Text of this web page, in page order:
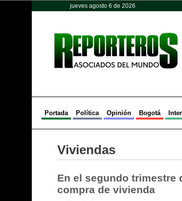
jueves agosto 6 de 2026
Portada Política Opinión Bogotá
Viviendas
En el segundo trimestre
compra de vivienda
Opinión Política